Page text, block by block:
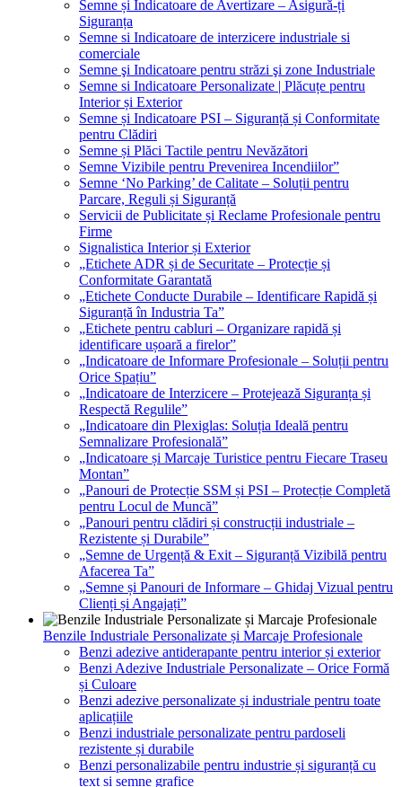
Semne și Indicatoare de Avertizare – Asigură-ți
Siguranța
Semne si Indicatoare de interzicere industriale si
comerciale
Semne şi Indicatoare pentru străzi şi zone Industriale
Semne si Indicatoare Personalizate | Plăcuțe pentru
Interior și Exterior
Semne și Indicatoare PSI – Siguranță și Conformitate
pentru Clădiri
Semne și Plăci Tactile pentru Nevăzători
Semne Vizibile pentru Prevenirea Incendiilor”
Semne ‘No Parking’ de Calitate – Soluții pentru
Parcare, Reguli și Siguranță
Servicii de Publicitate și Reclame Profesionale pentru
Firme
Signalistica Interior și Exterior
„Etichete ADR și de Securitate – Protecție și
Conformitate Garantată
„Etichete Conducte Durabile – Identificare Rapidă și
Siguranță în Industria Ta”
„Etichete pentru cabluri – Organizare rapidă și
identificare ușoară a firelor”
„Indicatoare de Informare Profesionale – Soluții pentru
Orice Spațiu”
„Indicatoare de Interzicere – Protejează Siguranța și
Respectă Regulile”
„Indicatoare din Plexiglas: Soluția Ideală pentru
Semnalizare Profesională”
„Indicatoare și Marcaje Turistice pentru Fiecare Traseu
Montan”
„Panouri de Protecție SSM și PSI – Protecție Completă
pentru Locul de Muncă”
„Panouri pentru clădiri și construcții industriale –
Rezistente și Durabile”
„Semne de Urgență & Exit – Siguranță Vizibilă pentru
Afacerea Ta”
„Semne și Panouri de Informare – Ghidaj Vizual pentru
Clienți și Angajați”
Benzile Industriale Personalizate și Marcaje Profesionale
Benzi adezive antiderapante pentru interior și exterior
Benzi Adezive Industriale Personalizate – Orice Formă
și Culoare
Benzi adezive personalizate și industriale pentru toate
aplicațiile
Benzi industriale personalizate pentru pardoseli
rezistente și durabile
Benzi personalizabile pentru industrie și siguranță cu
text și semne grafice